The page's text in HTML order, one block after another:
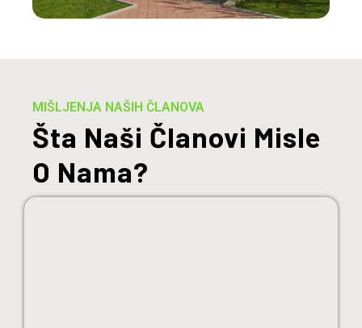
MIŠLJENJA NAŠIH ČLANOVA
Šta Naši Članovi Misle
O Nama?